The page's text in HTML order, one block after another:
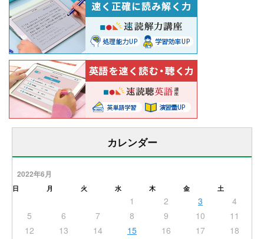
カレンダー
2022年6月
日 月 火 水 木 金 土
1 2 3
4
5
6 7 8 9 10
11
12
13 14 15 16 17
18